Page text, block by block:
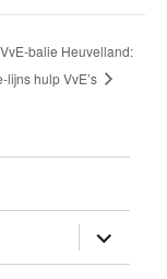
VvE-balie Heuvelland:
lijns hulp VvE’s